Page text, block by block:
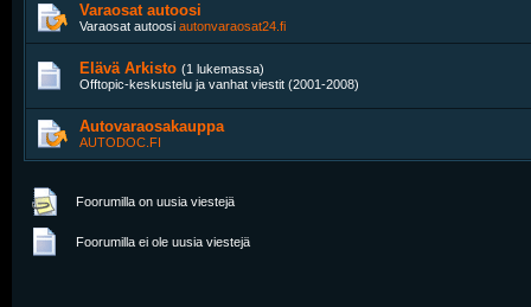
Varaosat autoosi
Varaosat autoosi autonvaraosat24.fi
Elävä Arkisto (1 lukemassa)
Offtopic-keskustelu ja vanhat viestit (2001-2008)
Autovaraosakauppa
AUTODOC.FI
Foorumilla on uusia viestejä
Foorumilla ei ole uusia viestejä